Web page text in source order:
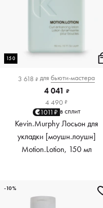
150
3 618 ₽ для бьюти-мастера
4 041 ₽
4 490 ₽
1011₽ в сплит
Kevin.Murphy Лосьон для
укладки [моушн.лоушн]
Motion.Lotion, 150 мл
-10%